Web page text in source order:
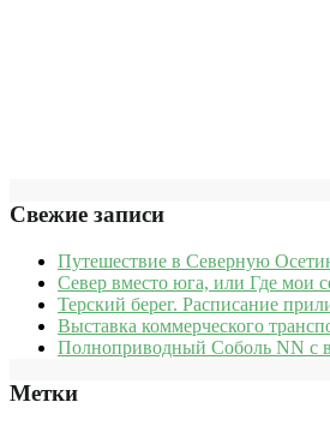
Свежие записи
Путешествие в Северную
Север вместо юга, или Где мои
Терский берег. Расписание
Выставка коммерческого
Полноприводный Соболь NN с
Метки